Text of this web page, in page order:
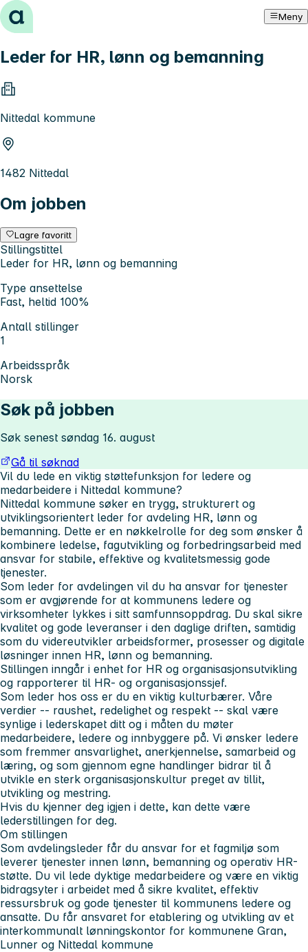
Hopp til innhold Meny
Leder for HR, lønn og bemanning
Nittedal kommune
1482 Nittedal
Om jobben
Lagre favoritt
Stillingstittel
Leder for HR, lønn og bemanning
Type ansettelse
Fast, heltid 100%
Antall stillinger
1
Arbeidsspråk
Norsk
Søk på jobben
Søk senest søndag 16. august
Gå til søknad
Vil du lede en viktig støttefunksjon for ledere og
medarbeidere i Nittedal kommune?
Nittedal kommune søker en trygg, strukturert og
utviklingsorientert leder for avdeling HR, lønn og
bemanning. Dette er en nøkkelrolle for deg som ønsker å
kombinere ledelse, fagutvikling og forbedringsarbeid med
ansvar for stabile, effektive og kvalitetsmessig gode
tjenester.
Som leder for avdelingen vil du ha ansvar for tjenester
som er avgjørende for at kommunens ledere og
virksomheter lykkes i sitt samfunnsoppdrag. Du skal sikre
kvalitet og gode leveranser i den daglige driften, samtidig
som du videreutvikler arbeidsformer, prosesser og digitale
løsninger innen HR, lønn og bemanning.
Stillingen inngår i enhet for HR og organisasjonsutvikling
og rapporterer til HR- og organisasjonssjef.
Som leder hos oss er du en viktig kulturbærer. Våre
verdier -- raushet, redelighet og respekt -- skal være
synlige i lederskapet ditt og i måten du møter
medarbeidere, ledere og innbyggere på. Vi ønsker ledere
som fremmer ansvarlighet, anerkjennelse, samarbeid og
læring, og som gjennom egne handlinger bidrar til å
utvikle en sterk organisasjonskultur preget av tillit,
utvikling og mestring.
Hvis du kjenner deg igjen i dette, kan dette være
lederstillingen for deg.
Om stillingen
Som avdelingsleder får du ansvar for et fagmiljø som
leverer tjenester innen lønn, bemanning og operativ HR-
støtte. Du vil lede dyktige medarbeidere og være en viktig
bidragsyter i arbeidet med å sikre kvalitet, effektiv
ressursbruk og gode tjenester til kommunens ledere og
ansatte. Du får ansvaret for etablering og utvikling av et
interkommunalt lønningskontor for kommunene Gran,
Lunner og Nittedal kommune